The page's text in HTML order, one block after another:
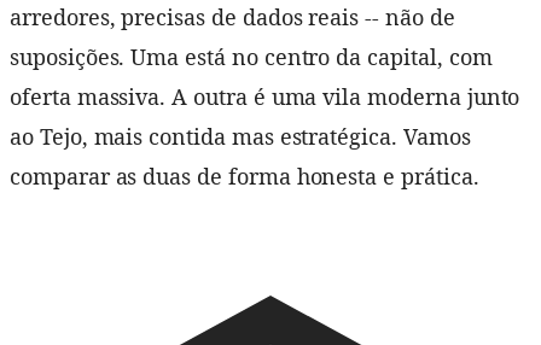
arredores, precisas de dados reais -- não de
suposições. Uma está no centro da capital, com
oferta massiva. A outra é uma vila moderna junto
ao Tejo, mais contida mas estratégica. Vamos
comparar as duas de forma honesta e prática.